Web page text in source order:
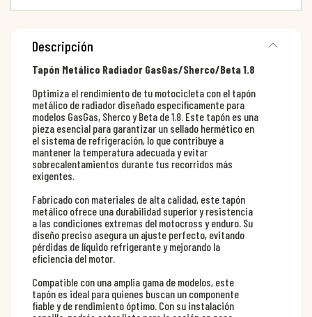
Descripción
Tapón Metálico Radiador GasGas/Sherco/Beta 1.8
Optimiza el rendimiento de tu motocicleta con el tapón
metálico de radiador diseñado específicamente para
modelos GasGas, Sherco y Beta de 1.8. Este tapón es una
pieza esencial para garantizar un sellado hermético en
el sistema de refrigeración, lo que contribuye a
mantener la temperatura adecuada y evitar
sobrecalentamientos durante tus recorridos más
exigentes.
Fabricado con materiales de alta calidad, este tapón
metálico ofrece una durabilidad superior y resistencia
a las condiciones extremas del motocross y enduro. Su
diseño preciso asegura un ajuste perfecto, evitando
pérdidas de líquido refrigerante y mejorando la
eficiencia del motor.
Compatible con una amplia gama de modelos, este
tapón es ideal para quienes buscan un componente
fiable y de rendimiento óptimo. Con su instalación